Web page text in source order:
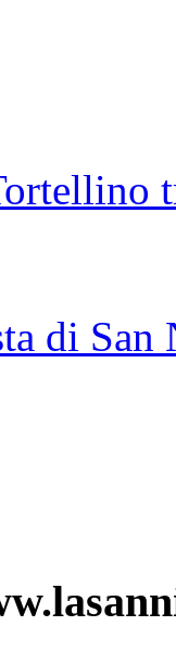
di San